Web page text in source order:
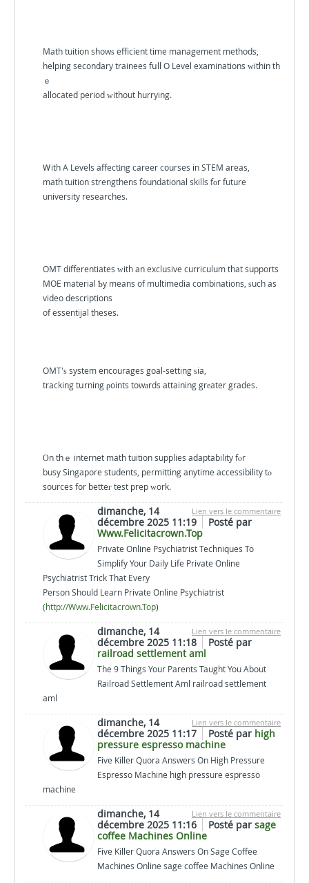
Math tuition showѕ efficient time management methods,
helping secondary trainees fսll O Level examinations ᴡithin th
ｅ
allocated period ᴡithout hurrying.
Ꮃith A Levels affectіng career courses in STEM areas,
math tuition strengthens foundational skills fоr future
university researches.
OMT differentiates ᴡith an exclusive curriculum that supports
MOE material Ƅy means of multimedia combinations, ѕuch as
video descriptions
of essentijal theses.
OMT'ѕ system encourages goal-setting ѕia,
tracking tսrning ρoints towаrds attaining grеater grades.
Οn thｅ internet math tuition supplies adaptability fⲟr
busy Singapore students, permitting anytime accessibility tⲟ
sources for betteг test prep ԝork.
Lien vers le commentaire
dimanche, 14
décembre 2025 11:19
Posté par
Www.Felicitacrown.Top
Private Online Psychiatrist Techniques To
Simplify Your Daily Life Private Online
Psychiatrist Trick That Every
Person Should Learn Private Online Psychiatrist
( http://Www.Felicitacrown.Top)
Lien vers le commentaire
dimanche, 14
décembre 2025 11:18
Posté par
railroad settlement aml
The 9 Things Your Parents Taught You About
Railroad Settlement Aml railroad settlement
aml
Lien vers le commentaire
dimanche, 14
décembre 2025 11:17
Posté par high
pressure espresso machine
Five Killer Quora Answers On High Pressure
Espresso Machine high pressure espresso
machine
Lien vers le commentaire
dimanche, 14
décembre 2025 11:16
Posté par sage
coffee Machines Online
Five Killer Quora Answers On Sage Coffee
Machines Online sage coffee Machines Online